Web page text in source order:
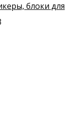
блоки для